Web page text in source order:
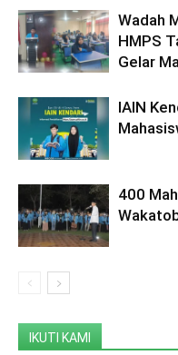
Wadah
HMPS
Gelar
IAIN
400
IKUTI KAMI